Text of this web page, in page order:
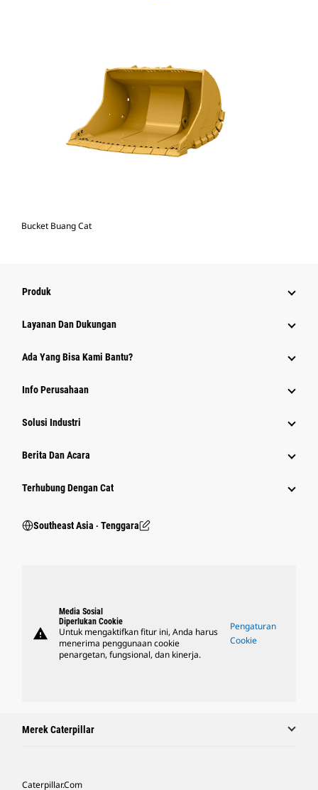
Bucket Buang Cat
Produk
Layanan Dan Dukungan
Ada Yang Bisa Kami Bantu?
Info Perusahaan
Solusi Industri
Berita Dan Acara
Terhubung Dengan Cat
Southeast Asia ‧ Tenggara
warning
Media Sosial
Diperlukan Cookie
Untuk mengaktifkan fitur ini, Anda harus
menerima penggunaan cookie
penargetan, fungsional, dan kinerja.
Pengaturan
Cookie
Merek Caterpillar
Caterpillar.com